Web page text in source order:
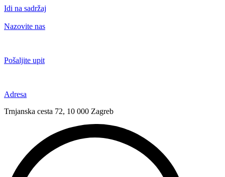
Idi na sadržaj
Nazovite nas
Pošaljite upit
Adresa
Trnjanska cesta 72, 10 000 Zagreb